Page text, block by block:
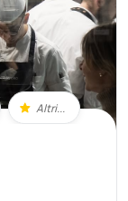
Altri...